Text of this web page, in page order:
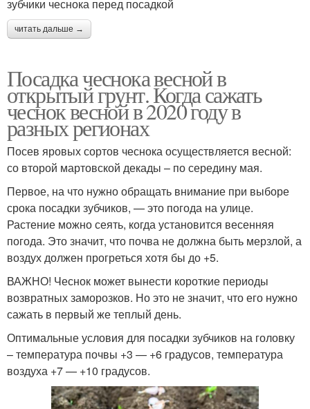
зубчики чеснока перед посадкой
читать дальше →
Посадка чеснока весной в
открытый грунт. Когда сажать
чеснок весной в 2020 году в
разных регионах
Посев яровых сортов чеснока осуществляется весной:
со второй мартовской декады – по середину мая.
Первое, на что нужно обращать внимание при выборе
срока посадки зубчиков, — это погода на улице.
Растение можно сеять, когда установится весенняя
погода. Это значит, что почва не должна быть мерзлой, а
воздух должен прогреться хотя бы до +5.
ВАЖНО! Чеснок может вынести короткие периоды
возвратных заморозков. Но это не значит, что его нужно
сажать в первый же теплый день.
Оптимальные условия для посадки зубчиков на головку
– температура почвы +3 — +6 градусов, температура
воздуха +7 — +10 градусов.